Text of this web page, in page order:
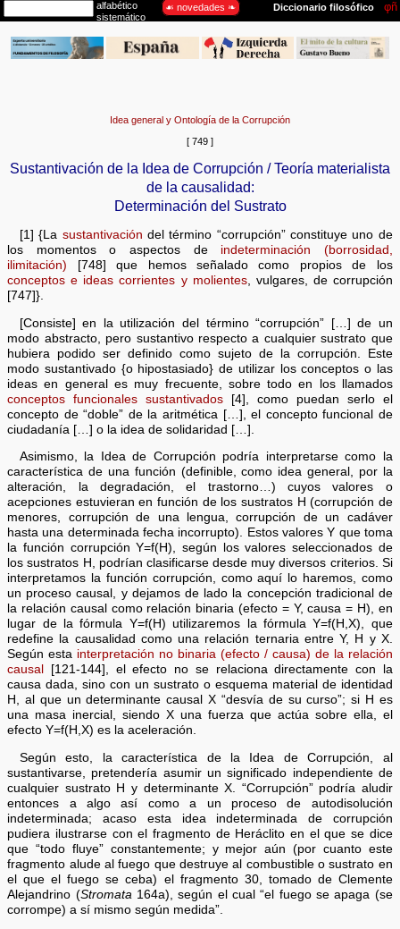
Idea general y Ontología de la Corrupción
[ 749 ]
Sustantivación de la Idea de Corrupción / Teoría materialista
de la causalidad:
Determinación del Sustrato
[1] {La sustantivación del término “corrupción” constituye uno de
los momentos o aspectos de indeterminación (borrosidad,
ilimitación) [748] que hemos señalado como propios de los
conceptos e ideas corrientes y molientes, vulgares, de corrupción
[747]}.
[Consiste] en la utilización del término “corrupción” […] de un
modo abstracto, pero sustantivo respecto a cualquier sustrato que
hubiera podido ser definido como sujeto de la corrupción. Este
modo sustantivado {o hipostasiado} de utilizar los conceptos o las
ideas en general es muy frecuente, sobre todo en los llamados
conceptos funcionales sustantivados [4], como puedan serlo el
concepto de “doble” de la aritmética […], el concepto funcional de
ciudadanía […] o la idea de solidaridad […].
Asimismo, la Idea de Corrupción podría interpretarse como la
característica de una función (definible, como idea general, por la
alteración, la degradación, el trastorno…) cuyos valores o
acepciones estuvieran en función de los sustratos H (corrupción de
menores, corrupción de una lengua, corrupción de un cadáver
hasta una determinada fecha incorrupto). Estos valores Y que toma
la función corrupción Y=f(H), según los valores seleccionados de
los sustratos H, podrían clasificarse desde muy diversos criterios. Si
interpretamos la función corrupción, como aquí lo haremos, como
un proceso causal, y dejamos de lado la concepción tradicional de
la relación causal como relación binaria (efecto = Y, causa = H), en
lugar de la fórmula Y=f(H) utilizaremos la fórmula Y=f(H,X), que
redefine la causalidad como una relación ternaria entre Y, H y X.
Según esta interpretación no binaria (efecto / causa) de la relación
causal
[121-144], el efecto no se relaciona directamente con la
causa dada, sino con un sustrato o esquema material de identidad
H, al que un determinante causal X “desvía de su curso”; si H es
una masa inercial, siendo X una fuerza que actúa sobre ella, el
efecto Y=f(H,X) es la aceleración.
Según esto, la característica de la Idea de Corrupción, al
sustantivarse, pretendería asumir un significado independiente de
cualquier sustrato H y determinante X. “Corrupción” podría aludir
entonces a algo así como a un proceso de autodisolución
indeterminada; acaso esta idea indeterminada de corrupción
pudiera ilustrarse con el fragmento de Heráclito en el que se dice
que “todo fluye” constantemente; y mejor aún (por cuanto este
fragmento alude al fuego que destruye al combustible o sustrato en
el que el fuego se ceba) el fragmento 30, tomado de Clemente
Alejandrino (Stromata 164a), según el cual “el fuego se apaga (se
corrompe) a sí mismo según medida”.